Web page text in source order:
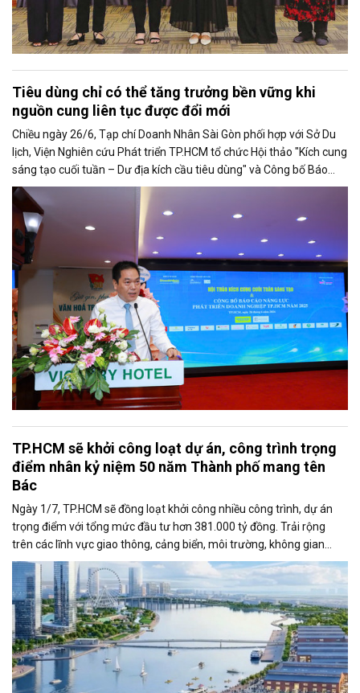
Tiêu dùng chỉ có thể tăng trưởng bền vững khi
nguồn cung liên tục được đổi mới
Chiều ngày 26/6, Tạp chí Doanh Nhân Sài Gòn phối hợp với Sở Du
lịch, Viện Nghiên cứu Phát triển TP.HCM tổ chức Hội thảo "Kích cung
sáng tạo cuối tuần – Dư địa kích cầu tiêu dùng" và Công bố Báo
cáo năng lực phát triển doanh nghiệp TP.HCM năm 2025. Trân
trọng giới thiệu phát biểu của ông Võ Hồng Sơn - Trưởng đại diện
Văn phòng Bộ Công Thương khu vực phía Nam tại Hội thảo.
TP.HCM sẽ khởi công loạt dự án, công trình trọng
điểm nhân kỷ niệm 50 năm Thành phố mang tên
Bác
Ngày 1/7, TP.HCM sẽ đồng loạt khởi công nhiều công trình, dự án
trọng điểm với tổng mức đầu tư hơn 381.000 tỷ đồng. Trải rộng
trên các lĩnh vực giao thông, cảng biển, môi trường, không gian
công cộng và nhà ở xã hội, các dự án được kỳ vọng tạo động lực
tăng trưởng mới, mở rộng không gian phát triển và nâng cao năng
lực cạnh tranh của đô thị lớn nhất cả nước.